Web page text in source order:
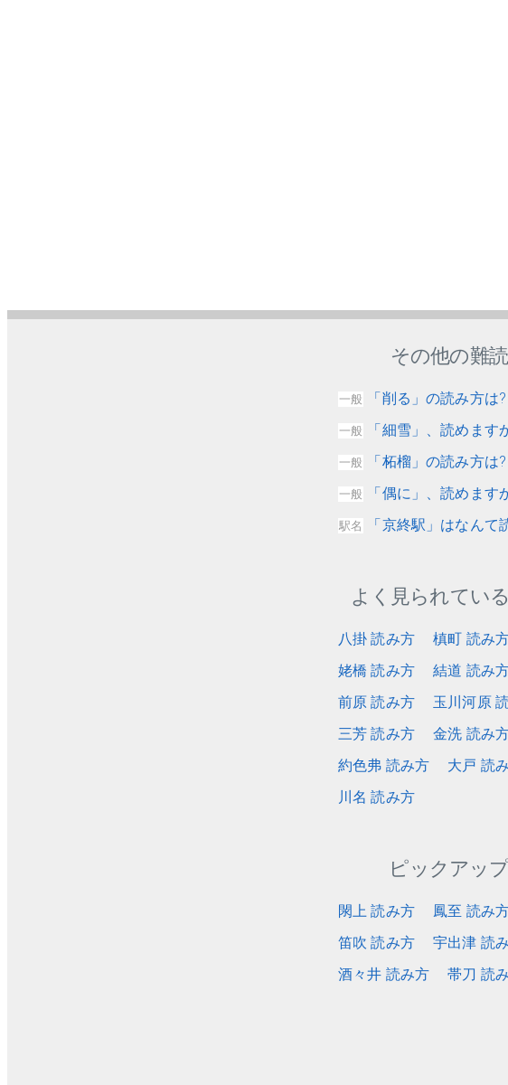
その他の難読
一般 「削る」の読み方は?
一般 「細雪」、読めます
一般 「柘榴」の読み方は?
一般 「偶に」、読めます
駅名 「京終駅」はなんて
よく見られてい
八掛 読み方
槙町 読み
姥橋 読み方
結道 読み
前原 読み方
玉川河原
三芳 読み方
金洗 読み
約色弗 読み方
大戸 読
川名 読み方
ピックアッ
閖上 読み方
鳳至 読み
笛吹 読み方
宇出津 読
酒々井 読み方
帯刀 読